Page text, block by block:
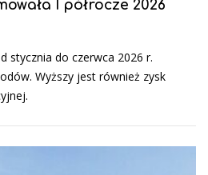
I półrocze 2026
stycznia do czerwca 2026 r.
Wyższy jest również zysk